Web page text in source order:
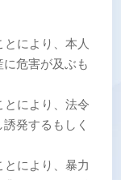
により、本人
危害が及ぶも
とにより、法令
発するもしく
とにより、暴力